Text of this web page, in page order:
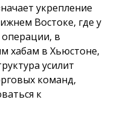
укрепление
Востоке, где у
в
хабам в Хьюстоне,
усилит
команд,
к